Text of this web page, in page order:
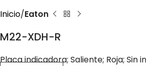
Inicio Eaton
M22-XDH-R
Placa indicadora; Saliente; Roja; Sin